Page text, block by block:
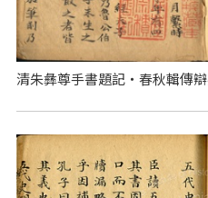
清朱彝尊手書題記‧春秋輯傳